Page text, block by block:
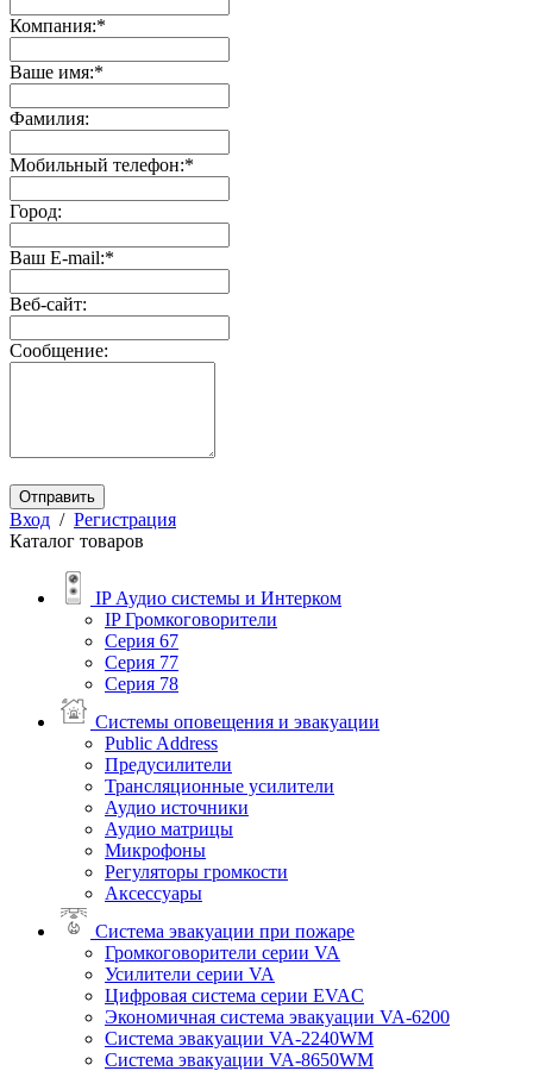
Компания:*
Ваше имя:*
Фамилия:
Мобильный телефон:*
Город:
Ваш E-mail:*
Веб-сайт:
Сообщение:
Отправить
Вход / Регистрация
Каталог товаров
IP Аудио системы и Интерком
IP Громкоговорители
Серия 67
Серия 77
Серия 78
Системы оповещения и эвакуации
Public Address
Предусилители
Трансляционные усилители
Аудио источники
Аудио матрицы
Микрофоны
Регуляторы громкости
Аксессуары
Система эвакуации при пожаре
Громкоговорители серии VA
Усилители серии VA
Цифровая система серии EVAC
Экономичная система эвакуации VA-6200
Система эвакуации VA-2240WM
Система эвакуации VA-8650WM